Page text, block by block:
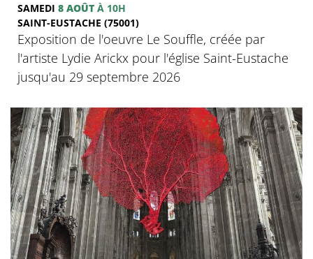
SAMEDI 8 AOÛT À 10H
SAINT-EUSTACHE (75001)
Exposition de l'oeuvre Le Souffle, créée par
l'artiste Lydie Arickx pour l'église Saint-Eustache
jusqu'au 29 septembre 2026